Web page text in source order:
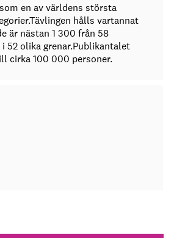
en av världens största
hålls vartannat
är nästan 1 300 från 58
52 olika grenar.Publikantalet
cirka 100 000 personer.